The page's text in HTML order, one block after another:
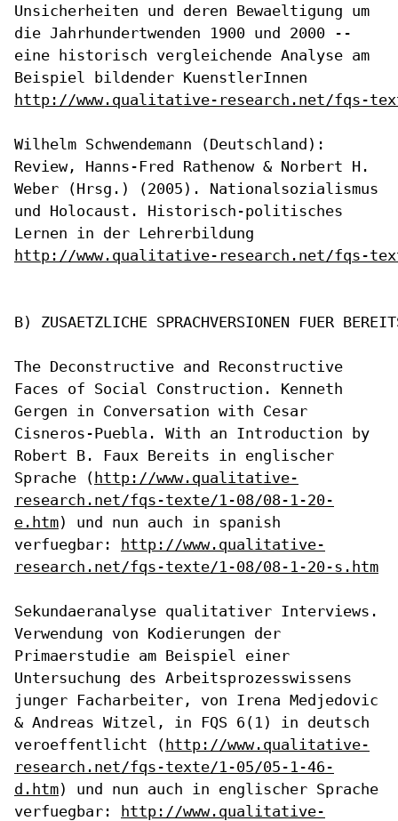
Unsicherheiten und deren Bewaeltigung um
die Jahrhundertwenden 1900 und 2000 --
eine historisch vergleichende Analyse am
Beispiel bildender KuenstlerInnen
http://www.qualitative-research.net/fqs-
Wilhelm Schwendemann (Deutschland):
Review, Hanns-Fred Rathenow & Norbert H.
Weber (Hrsg.) (2005). Nationalsozialismus
und Holocaust. Historisch-politisches
Lernen in der Lehrerbildung
http://www.qualitative-research.net/fqs-
B) ZUSAETZLICHE SPRACHVERSIONEN FUER
The Deconstructive and Reconstructive
Faces of Social Construction. Kenneth
Gergen in Conversation with Cesar
Cisneros-Puebla. With an Introduction by
Robert B. Faux Bereits in englischer
Sprache
(http://www.qualitative-
research.net/fqs-texte/1-08/08-1-20-
e.htm) und nun auch in spanish
verfuegbar: http://www.qualitative-
research.net/fqs-texte/1-08/08-1-20-s.htm
Sekundaeranalyse qualitativer Interviews.
Verwendung von Kodierungen der
Primaerstudie am Beispiel einer
Untersuchung des Arbeitsprozesswissens
junger Facharbeiter, von Irena Medjedovic
& Andreas Witzel, in FQS 6(1) in deutsch
veroeffentlicht
(http://www.qualitative-
research.net/fqs-texte/1-05/05-1-46-
d.htm) und nun auch in englischer Sprache
verfuegbar: http://www.qualitative-